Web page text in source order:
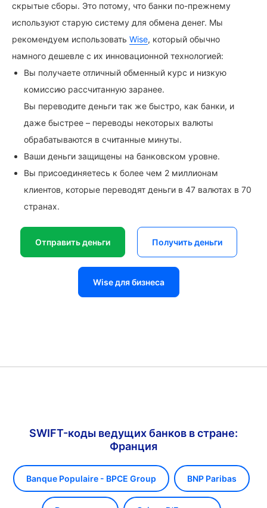
скрытые сборы. Это потому, что банки по-прежнему
используют старую систему для обмена денег. Мы
рекомендуем использовать Wise, который обычно
намного дешевле с их инновационной технологией:
Вы получаете отличный обменный курс и низкую
комиссию рассчитанную заранее.
Вы переводите деньги так же быстро, как банки, и
даже быстрее – переводы некоторых валюты
обрабатываются в считанные минуты.
Ваши деньги защищены на банковском уровне.
Вы присоединяетесь к более чем 2 миллионам
клиентов, которые переводят деньги в 47 валютах в 70
странах.
Отправить деньги Получить деньги
Wise для бизнеса
SWIFT-коды ведущих банков в стране:
Франция
Banque Populaire - BPCE Group BNP Paribas